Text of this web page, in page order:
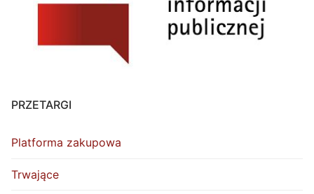
PRZETARGI
Platforma zakupowa
Trwające